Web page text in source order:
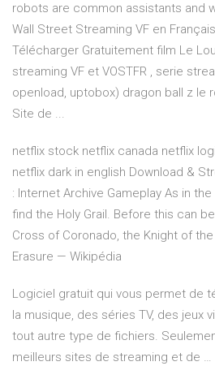
robots are common assistants and
Wall Street Streaming VF en
Télécharger Gratuitement film Le
streaming VF et VOSTFR , serie
openload, uptobox) dragon ball z le
Site de ...
netflix stock netflix canada netflix
netflix dark in english Download &
: Internet Archive Gameplay As in
find the Holy Grail. Before this can
Cross of Coronado, the Knight of
Erasure — Wikipédia
Logiciel gratuit qui vous permet de
la musique, des séries TV, des jeux
tout autre type de fichiers.
meilleurs sites de streaming et de …